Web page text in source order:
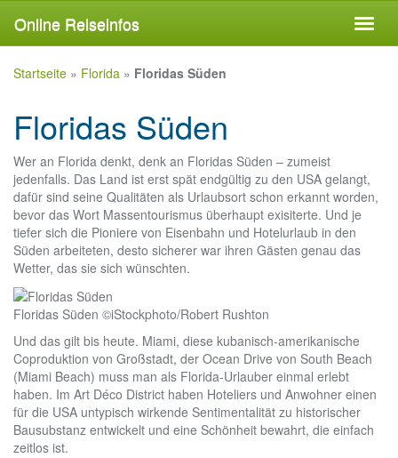
main
Online Reiseinfos
Startseite » Florida » Floridas Süden
Floridas Süden
Wer an Florida denkt, denk an Floridas Süden – zumeist
jedenfalls. Das Land ist erst spät endgültig zu den USA gelangt,
dafür sind seine Qualitäten als Urlaubsort schon erkannt worden,
bevor das Wort Massentourismus überhaupt exisiterte. Und je
tiefer sich die Pioniere von Eisenbahn und Hotelurlaub in den
Süden arbeiteten, desto sicherer war ihren Gästen genau das
Wetter, das sie sich wünschten.
Floridas Süden ©iStockphoto/Robert Rushton
Und das gilt bis heute. Miami, diese kubanisch-amerikanische
Coproduktion von Großstadt, der Ocean Drive von South Beach
(Miami Beach) muss man als Florida-Urlauber einmal erlebt
haben. Im Art Déco District haben Hoteliers und Anwohner einen
für die USA untypisch wirkende Sentimentalität zu historischer
Bausubstanz entwickelt und eine Schönheit bewahrt, die einfach
zeitlos ist.